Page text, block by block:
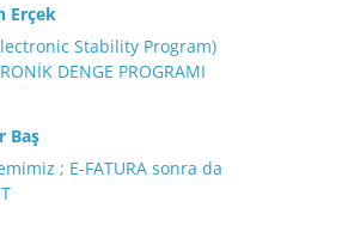
Erçek
Stability Program)
DENGE PROGRAMI
Baş
; E-FATURA sonra da